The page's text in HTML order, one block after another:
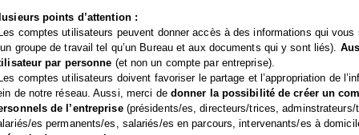
points d’attention :
comptes utilisateurs peuvent donner accès à des informations qui
groupe de travail tel qu’un Bureau et aux documents qui y sont liés).
par personne (et non un compte par entreprise).
comptes utilisateurs doivent favoriser le partage et l’appropriation de
de notre réseau. Aussi, merci de donner la possibilité de créer un
de l’entreprise(présidents/es, directeurs/trices, adminstrateurs/
es permanents/es, salariés/es en parcours, intervenants/es à